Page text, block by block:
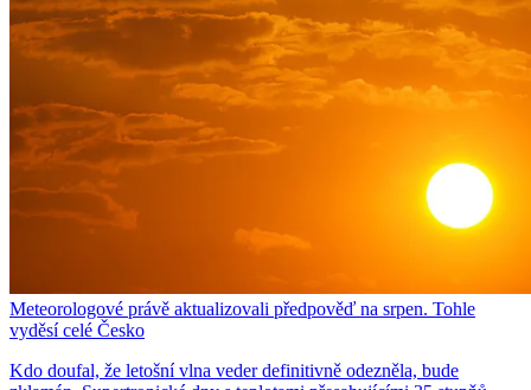
Meteorologové právě aktualizovali předpověď na srpen. Tohle
vyděsí celé Česko
Kdo doufal, že letošní vlna veder definitivně odezněla, bude